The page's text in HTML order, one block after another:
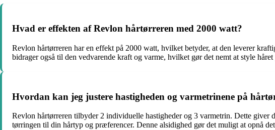
Hvad er effekten af Revlon hårtørreren med 2000 watt?
Revlon hårtørreren har en effekt på 2000 watt, hvilket betyder, at den leverer
bidrager også til den vedvarende kraft og varme, hvilket gør det nemt at style
Hvordan kan jeg justere hastigheden og varmetrinene på
Revlon hårtørreren tilbyder 2 individuelle hastigheder og 3 varmetrin. Dette
tørringen til din hårtyp og præferencer. Denne alsidighed gør det muligt at opnå